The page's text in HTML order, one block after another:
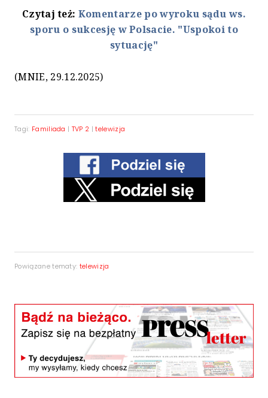
Czytaj też: Komentarze po wyroku sądu ws.
sporu o sukcesję w Polsacie. "Uspokoi to
sytuację"
(MNIE, 29.12.2025)
Tagi: Familiada | TVP 2 |telewizja
Powiązane tematy: telewizja